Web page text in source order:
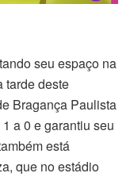
seu espaço na
tarde deste
Bragança Paulista
a 0 e garantiu seu
está
que no estádio